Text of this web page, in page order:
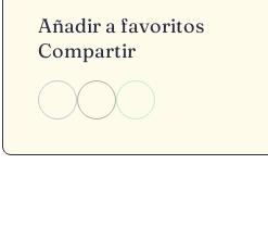
Añadir a favoritos
Compartir